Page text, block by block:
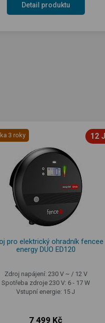
Detail produktu
3 roky 12 J
pro elektrický ohradník fencee
energy DUO ED120
Zdroj napájení: 230 V ~ / 12 V
Spotřeba zdroje 230 V: 6 - 17 W
Vstupní energie: 15 J
7 499 Kč